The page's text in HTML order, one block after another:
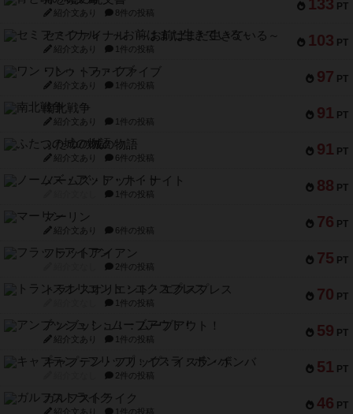
133 PT
紹介文あり 8件の投稿
103 PT
セミファイナル ～お前はまだ生きている～
紹介文あり 1件の投稿
97 PT
ワン・トゥ・ファイブ
紹介文あり 1件の投稿
91 PT
南北戦争
紹介文あり 1件の投稿
91 PT
ふたつの城の物語
紹介文あり 6件の投稿
88 PT
ノームズ・アット・ナイト
1件の投稿
76 PT
マーリン
紹介文あり 6件の投稿
75 PT
フラットアイアン
2件の投稿
70 PT
トランスオリエント・エクスプレス
1件の投稿
59 PT
アンブッシュ！：ムーブアウト！
紹介文あり 1件の投稿
51 PT
キャプテン・フリップ：イスラ・ボンバ
2件の投稿
46 PT
ガルフストライク
紹介文あり 1件の投稿